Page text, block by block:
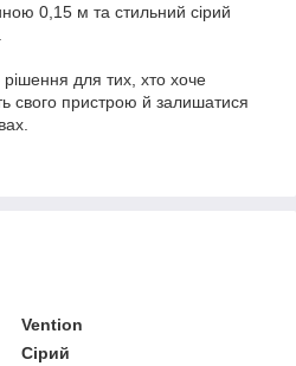
0,15 м та стильний сірий
для тих, хто хоче
свого пристрою й залишатися
Vention
Сірий